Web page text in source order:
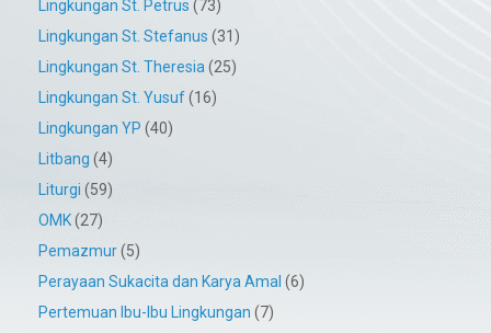
Lingkungan St. Petrus (73)
Lingkungan St. Stefanus (31)
Lingkungan St. Theresia(25)
Lingkungan St. Yusuf(16)
Lingkungan YP (40)
Litbang (4)
Liturgi (59)
OMK(27)
Pemazmur(5)
Perayaan Sukacita dan Karya Amal (6)
Pertemuan Ibu-Ibu Lingkungan (7)